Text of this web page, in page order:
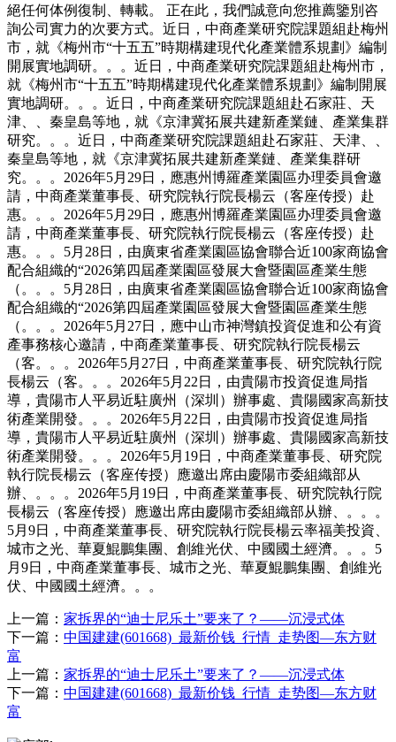
絕任何体例復制、轉載。 正在此，我們誠意向您推薦鑒別咨
詢公司實力的次要方式。近日，中商產業研究院課題組赴梅州
市，就《梅州市“十五五”時期構建現代化產業體系規劃》編制
開展實地調研。。。近日，中商產業研究院課題組赴梅州市，
就《梅州市“十五五”時期構建現代化產業體系規劃》編制開展
實地調研。。。近日，中商產業研究院課題組赴石家莊、天
津、、秦皇島等地，就《京津冀拓展共建新產業鏈、產業集群
研究。。。近日，中商產業研究院課題組赴石家莊、天津、、
秦皇島等地，就《京津冀拓展共建新產業鏈、產業集群研
究。。。2026年5月29日，應惠州博羅產業園區办理委員會邀
請，中商產業董事長、研究院執行院長楊云（客座传授）赴
惠。。。2026年5月29日，應惠州博羅產業園區办理委員會邀
請，中商產業董事長、研究院執行院長楊云（客座传授）赴
惠。。。5月28日，由廣東省產業園區協會聯合近100家商協會
配合組織的“2026第四屆產業園區發展大會暨園區產業生態
（。。。5月28日，由廣東省產業園區協會聯合近100家商協會
配合組織的“2026第四屆產業園區發展大會暨園區產業生態
（。。。2026年5月27日，應中山市神灣鎮投資促進和公有資
產事務核心邀請，中商產業董事長、研究院執行院長楊云
（客。。。2026年5月27日，中商產業董事長、研究院執行院
長楊云（客。。。2026年5月22日，由貴陽市投資促進局指
導，貴陽市人平易近駐廣州（深圳）辦事處、貴陽國家高新技
術產業開發。。。2026年5月22日，由貴陽市投資促進局指
導，貴陽市人平易近駐廣州（深圳）辦事處、貴陽國家高新技
術產業開發。。。2026年5月19日，中商產業董事長、研究院
執行院長楊云（客座传授）應邀出席由慶陽市委組織部从
辦、。。。2026年5月19日，中商產業董事長、研究院執行院
長楊云（客座传授）應邀出席由慶陽市委組織部从辦、。。。
5月9日，中商產業董事長、研究院執行院長楊云率福美投資、
城市之光、華夏鯤鵬集團、創維光伏、中國國土經濟。。。5
月9日，中商產業董事長、城市之光、華夏鯤鵬集團、創維光
伏、中國國土經濟。。。
上一篇： 家拆界的“迪士尼乐土”要来了？——沉浸式体
下一篇： 中国建建(601668)_最新价钱_行情_走势图—东方财
富
上一篇： 家拆界的“迪士尼乐土”要来了？——沉浸式体
下一篇： 中国建建(601668)_最新价钱_行情_走势图—东方财
富